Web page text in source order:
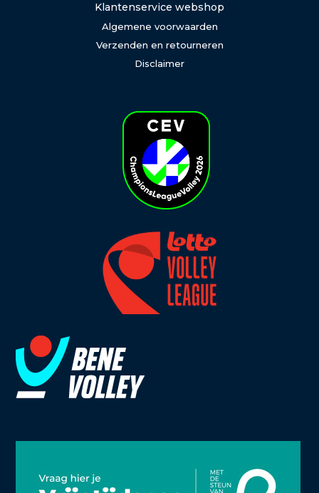
Klantenservice webshop
Algemene voorwaarden
Verzenden en retourneren
Disclaimer